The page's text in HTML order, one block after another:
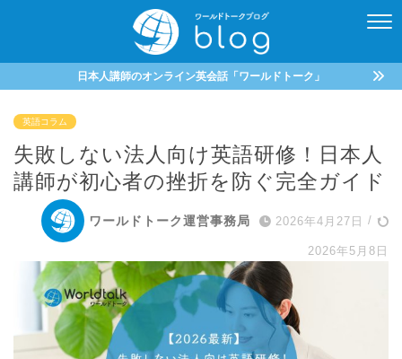
日本人講師のオンライン英会話「ワールドトーク」
英語コラム
失敗しない法人向け英語研修！日本人
講師が初心者の挫折を防ぐ完全ガイド
ワールドトーク運営事務局 2026年4月27日 /
2026年5月8日